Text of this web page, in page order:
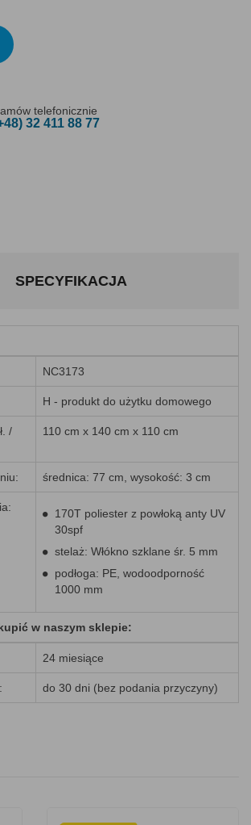
telefonicznie
32 411 88 77
SPECYFIKACJA
NC3173
H - produkt do użytku domowego
/
110 cm x 140 cm x 110 cm
średnica: 77 cm, wysokość: 3 cm
170T poliester z powłoką anty UV
30spf
stelaż: Włókno szklane śr. 5 mm
podłoga: PE, wodoodporność
1000 mm
w naszym sklepie:
24 miesiące
do 30 dni (bez podania przyczyny)